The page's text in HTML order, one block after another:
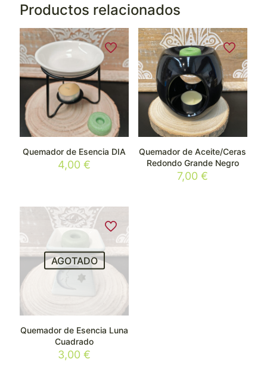
Productos relacionados
Quemador de Esencia DIA
4,00€
Quemador de Aceite/Ceras
Redondo Grande Negro
7,00€
AGOTADO
Quemador de Esencia Luna
Cuadrado
3,00€